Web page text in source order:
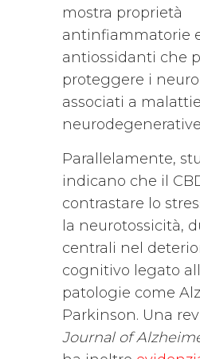
mostra proprietà
antinfiammatorie
antiossidanti che
proteggere i
associati a malattie
Parallelamente,
indicano che il
contrastare lo
la neurotossicità,
centrali nel
cognitivo legato
patologie come
Parkinson. Una
Journal of